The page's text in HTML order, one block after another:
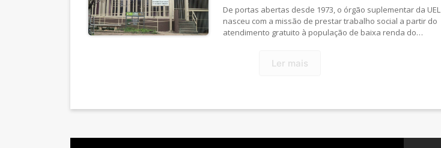
De portas abertas desde 1973, o órgão suplementar da UEL
nasceu com a missão de prestar trabalho social a partir do
atendimento gratuito à população de baixa renda do
no atendimento jurídico em Londrina, no Norte do Estado, […]
Ler mais